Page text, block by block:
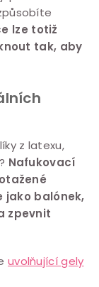
lze totiž
tak, aby
z latexu,
Nafukovací
jako balónek,
zpevnit
uvolňující gely